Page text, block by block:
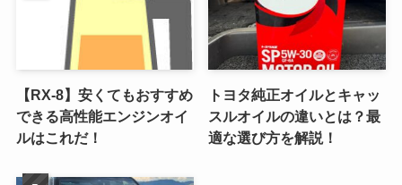
【RX-8】安くてもおすすめ
できる高性能エンジンオイ
ルはこれだ！
トヨタ純正オイルとキャッ
スルオイルの違いとは？最
適な選び方を解説！